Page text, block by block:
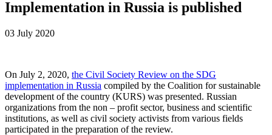
Implementation in Russia is published
03 July 2020
On July 2, 2020, the Civil Society Review on the SDG
implementation in Russia compiled by the Coalition for sustainable
development of the country (KURS) was presented. Russian
organizations from the non – profit sector, business and scientific
institutions, as well as civil society activists from various fields
participated in the preparation of the review.